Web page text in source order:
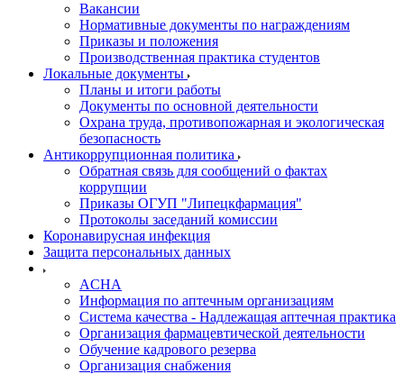
Вакансии
Нормативные документы по награждениям
Приказы и положения
Производственная практика студентов
Локальные документы
Планы и итоги работы
Документы по основной деятельности
Охрана труда, противопожарная и экологическая
безопасность
Антикоррупционная политика
Обратная связь для сообщений о фактах
коррупции
Приказы ОГУП "Липецкфармация"
Протоколы заседаний комиссии
Коронавирусная инфекция
Защита персональных данных
ACHA
Информация по аптечным организациям
Система качества - Надлежащая аптечная практика
Организация фармацевтической деятельности
Обучение кадрового резерва
Организация снабжения